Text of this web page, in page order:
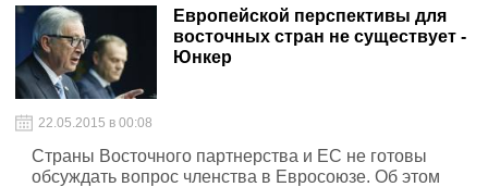
Европейской перспективы для
восточных стран не существует -
Юнкер
22.05.2015 в 00:08
Страны Восточного партнерства и ЕС не готовы
обсуждать вопрос членства в Евросоюзе. Об этом